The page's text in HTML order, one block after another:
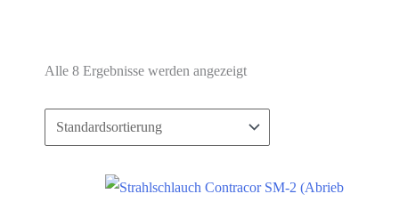
Alle 8 Ergebnisse werden angezeigt